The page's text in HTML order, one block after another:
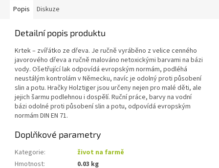
Popis Diskuze
Detailní popis produktu
Krtek – zvířátko ze dřeva. Je ručně vyráběno z velice cenného
javorového dřeva a ručně malováno netoxickými barvami na bázi
vody. Ošetřující lak odpovídá evropským normám, podléhá
neustálým kontrolám v Německu, navíc je odolný proti působení
slin a potu. Hračky Holztiger jsou určeny nejen pro malé děti, ale
jejich šarmu podlehnou i dospělí. Ruční práce, barvy na vodní
bázi odolné proti působení slin a potu, odpovídá evropským
normám DIN EN 71.
Doplňkové parametry
Kategorie:
život na farmě
Hmotnost:
0.03 kg